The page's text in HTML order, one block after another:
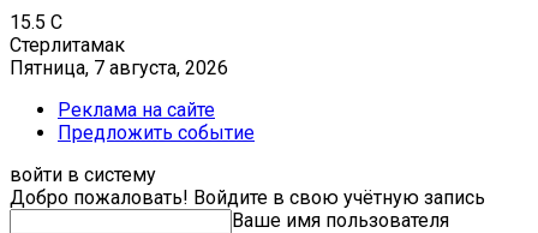
15.5 C
Стерлитамак
Пятница, 7 августа, 2026
Реклама на сайте
Предложить событие
войти в систему
Добро пожаловать! Войдите в свою учётную запись
Ваше имя пользователя